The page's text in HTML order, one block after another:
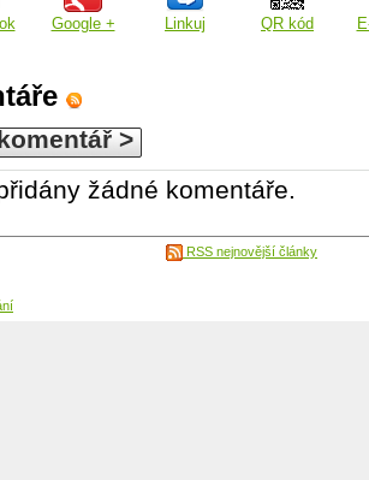
Google + Linkuj QR kód
>
žádné komentáře.
RSS nejnovější články